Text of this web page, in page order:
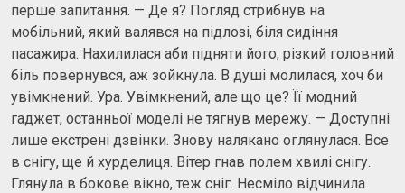
перше запитання. — Де я? Погляд стрибнув на
мобільний, який валявся на підлозі, біля сидіння
пасажира. Нахилилася аби підняти його, різкий головний
біль повернувся, аж зойкнула. В душі молилася, хоч би
увімкнений. Ура. Увімкнений, але що це? Її модний
гаджет, останньої моделі не тягнув мережу. — Доступні
лише екстрені дзвінки. Знову налякано оглянулася. Все
в снігу, ще й хурделиця. Вітер гнав полем хвилі снігу.
Глянула в бокове вікно, теж сніг. Несміло відчинила